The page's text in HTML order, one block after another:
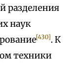
разделения
наук
[430]. К
техники